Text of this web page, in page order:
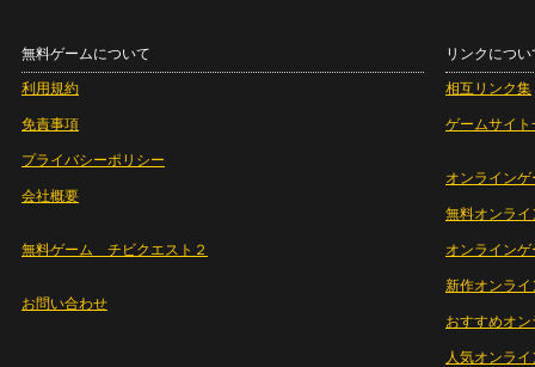
無料ゲームについて
利用規約
免責事項
プライバシーポリシー
会社概要
無料ゲーム チビクエスト２
お問い合わせ
リンクについ
相互リンク集
ゲームサイト
オンラインゲ
無料オンライ
オンライン
新作オンライ
おすすめオ
人気オンラ